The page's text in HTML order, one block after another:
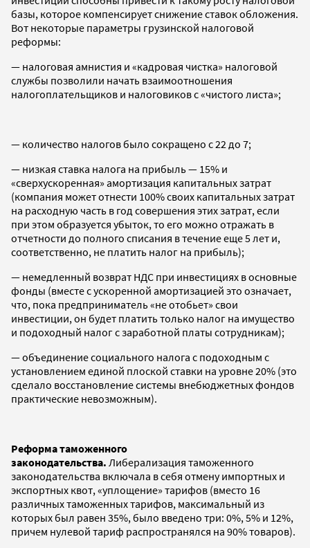
базы, которое компенсирует снижение ставок обложения.
Вот некоторые параметры грузинской налоговой
реформы:
— налоговая амнистия и «кадровая чистка» налоговой
службы позволили начать взаимоотношения
налогоплательщиков и налоговиков с «чистого листа»;
— количество налогов было сокращено с 22 до 7;
— низкая ставка налога на прибыль — 15% и
«сверхускоренная» амортизация капитальных затрат
(компания может отнести 100% своих капитальных затрат
на расходную часть в год совершения этих затрат, если
при этом образуется убыток, то его можно отражать в
отчетности до полного списания в течение еще 5 лет и,
соответственно, не платить налог на прибыль);
— немедленный возврат НДС при инвестициях в основные
фонды (вместе с ускоренной амортизацией это означает,
что, пока предприниматель «не отобьет» свои
инвестиции, он будет платить только налог на имущество
и подоходный налог с заработной платы сотрудникам);
— объединение социального налога с подоходным с
установлением единой плоской ставки на уровне 20% (это
сделало восстановление системы внебюджетных фондов
практические невозможным).
Реформа таможенного
законодательства. Либерализация таможенного
законодательства включала в себя отмену импортных и
экспортных квот, «уплощение» тарифов (вместо 16
различных таможенных тарифов, максимальный из
которых был равен 35%, было введено три: 0%, 5% и 12%,
причем нулевой тариф распространялся на 90% товаров).